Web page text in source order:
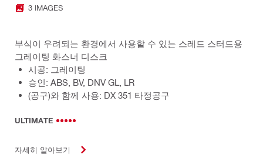
3 IMAGES
부식이 우려되는 환경에서 사용할 수 있는 스레드 스터드용
그레이팅 화스너 디스크
시공: 그레이팅
승인: ABS, BV, DNV GL, LR
(공구)와 함께 사용: DX 351 타정공구
ULTIMATE
자세히 알아보기